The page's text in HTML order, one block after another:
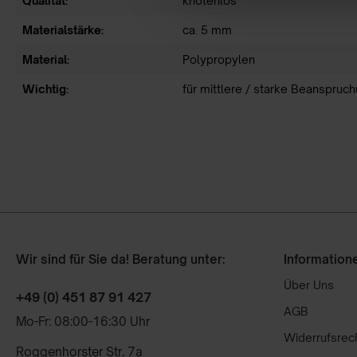
Materialstärke: ca. 5 mm
Material: Polypropylen
Wichtig: für mittlere / starke
Wir sind für Sie da! Beratung unter:
+49 (0) 451 87 91 427
Mo-Fr: 08:00-16:30 Uhr
Roggenhorster Str. 7a
Über Uns
AGB